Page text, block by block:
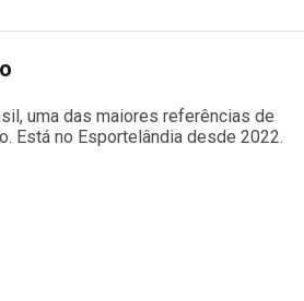
uma das maiores referências de
Está no Esportelândia desde 2022.